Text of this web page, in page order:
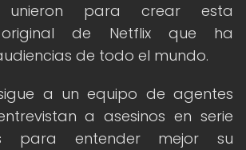
unieron para crear esta
original de Netflix que ha
de todo el mundo.
a un equipo de agentes
a asesinos en serie
para entender mejor su